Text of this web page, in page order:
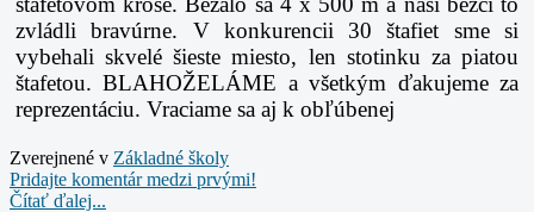
zvládli bravúrne. V konkurencii 30 štafiet sme si
vybehali skvelé šieste miesto, len stotinku za piatou
štafetou. BLAHOŽELÁME a všetkým ďakujeme za
reprezentáciu. Vraciame sa aj k obľúbenej
Zverejnené v Základné školy
Pridajte komentár medzi prvými!
Čítať ďalej...